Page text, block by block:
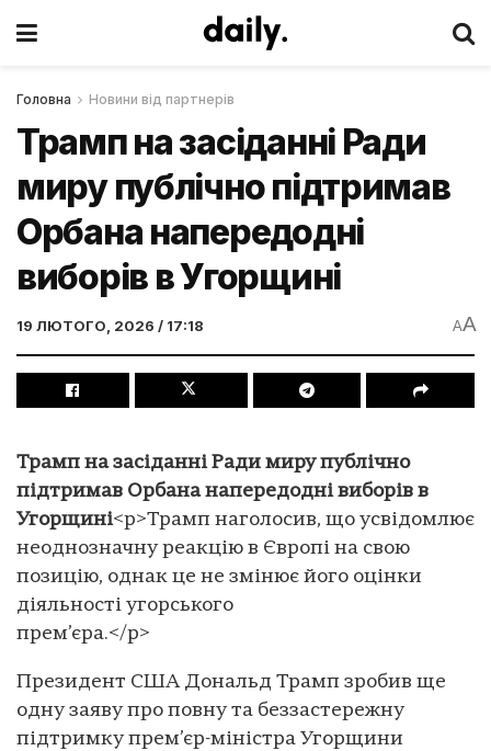
Головна Новини від партнерів
Трамп на засіданні Ради
миру публічно підтримав
Орбана напередодні
виборів в Угорщині
19 ЛЮТОГО, 2026 / 17:18 AA
Трамп на засіданні Ради миру публічно
підтримав Орбана напередодні виборів в
Угорщині<p>Трамп наголосив, що усвідомлює
неоднозначну реакцію в Європі на свою
позицію, однак це не змінює його оцінки
діяльності угорського
прем’єра.</p>
Президент США Дональд Трамп зробив ще
одну заяву про повну та беззастережну
підтримку прем’єр-міністра Угорщини